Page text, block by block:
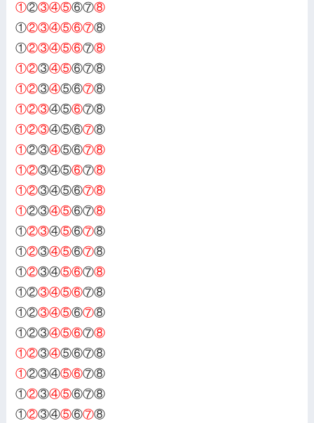
①②③④⑤⑥⑦⑧
①②③④⑤⑥⑦⑧
①②③④⑤⑥⑦⑧
①②③④⑤⑥⑦⑧
①②③④⑤⑥⑦⑧
①②③④⑤⑥⑦⑧
①②③④⑤⑥⑦⑧
①②③④⑤⑥⑦⑧
①②③④⑤⑥⑦⑧
①②③④⑤⑥⑦⑧
①②③④⑤⑥⑦⑧
①②③④⑤⑥⑦⑧
①②③④⑤⑥⑦⑧
①②③④⑤⑥⑦⑧
①②③④⑤⑥⑦⑧
①②③④⑤⑥⑦⑧
①②③④⑤⑥⑦⑧
①②③④⑤⑥⑦⑧
①②③④⑤⑥⑦⑧
①②③④⑤⑥⑦⑧
①②③④⑤⑥⑦⑧